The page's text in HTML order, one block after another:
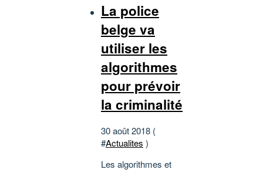
La police
belge va
utiliser les
algorithmes
pour prévoir
la criminalité
30 août 2018 (
#Actualites )
Les algorithmes et